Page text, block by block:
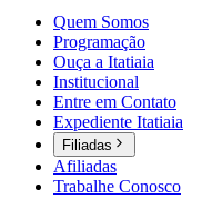
Quem Somos
Programação
Ouça a Itatiaia
Institucional
Entre em Contato
Expediente Itatiaia
Filiadas
Afiliadas
Trabalhe Conosco